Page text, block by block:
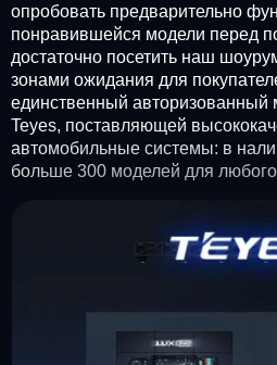
опробовать предварительно
понравившейся модели перед
достаточно посетить наш
зонами ожидания для
единственный авторизованный
Teyes, поставляющей
автомобильные системы: в
больше 300 моделей для